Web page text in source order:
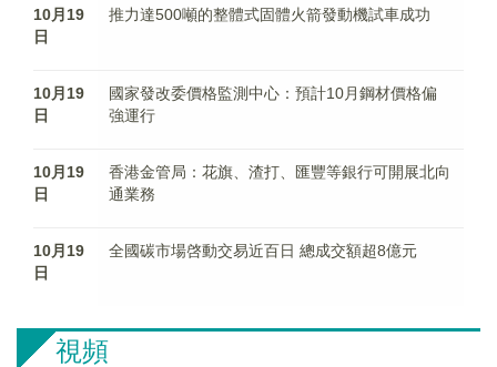
10月19
日
推力達500噸的整體式固體火箭發動機試車成功
10月19
日
國家發改委價格監測中心：預計10月鋼材價格偏
強運行
10月19
日
香港金管局：花旗、渣打、匯豐等銀行可開展北向
通業務
10月19
日
全國碳市場啓動交易近百日 總成交額超8億元
視頻